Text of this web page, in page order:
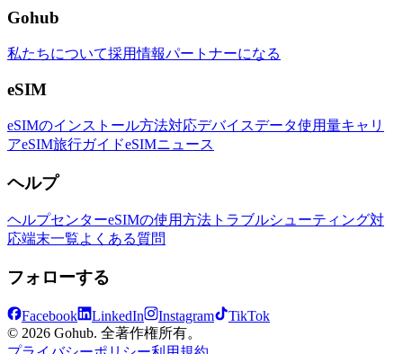
Gohub
私たちについて採用情報パートナーになる
eSIM
eSIMのインストール方法対応デバイスデータ使用量キャリ
アeSIM旅行ガイドeSIMニュース
ヘルプ
ヘルプセンターeSIMの使用方法 トラブルシューティング対
応端末一覧よくある質問
フォローする
Facebook LinkedIn Instagram
TikTok
© 2026 Gohub. 全著作権所有。